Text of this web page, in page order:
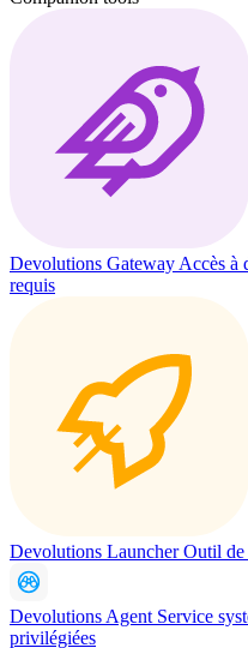
Devolutions Gateway Accès à
requis
Devolutions LauncherOutil de
Devolutions Agent Service
privilégiées